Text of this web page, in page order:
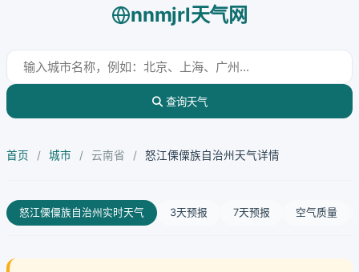
nnmjrl天气网
查询天气
首页 / 城市 / 云南省 / 怒江傈僳族自治州天气详情
怒江傈僳族自治州实时天气 3天预报 7天预报 空气质量